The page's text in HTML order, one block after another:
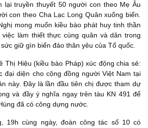
lại truyền thuyết 50 người con theo Mẹ Âu
con theo Cha Lạc Long Quân xuống biển.
mong muốn kiều bào phát huy tinh thần
làm thiết thực cùng quân và dân trong
giữ gìn biển đảo thân yêu của Tổ quốc.
Thị Hiệu (kiều bào Pháp) xúc động chia sẻ:
đại diện cho cộng đồng người Việt Nam tại
này. Đây là lần đầu tiên chị được tham dự
và đầy ý nghĩa ngay trên tàu KN 491 để
đã có công dựng nước.
19h cùng ngày, đoàn công tác số 10 có